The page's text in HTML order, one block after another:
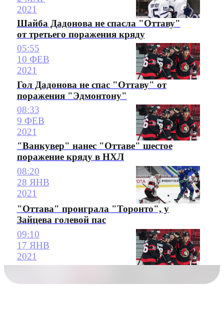
2021
Шайба Дадонова не спасла "Оттаву"
от третьего поражения кряду
05:55
10 ФЕВ
2021
Гол Дадонова не спас "Оттаву" от
поражения "Эдмонтону"
08:33
9 ФЕВ
2021
"Ванкувер" нанес "Оттаве" шестое
поражение кряду в НХЛ
08:20
28 ЯНВ
2021
"Оттава" проиграла "Торонто", у
Зайцева голевой пас
09:10
17 ЯНВ
2021